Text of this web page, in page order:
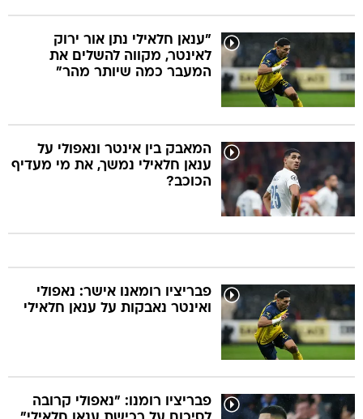
"ענאן חלאילי נתן אור ירוק
לאינטר, מקווה להשלים את
המעבר כמה שיותר מהר"
המאבק בין אינטר ונאפולי על
ענאן חלאילי נמשך, את מי מעדיף
הכוכב?
פבריציו רומאנו אישר: נאפולי
ואינטר נאבקות על ענאן חלאילי
פבריציו רומנו: "נאפולי קרובה